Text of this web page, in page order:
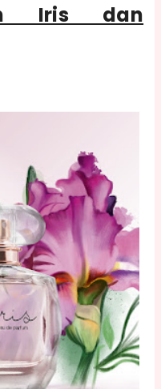
Iris dan